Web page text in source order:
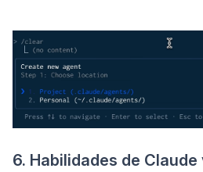
6. Habilidades de